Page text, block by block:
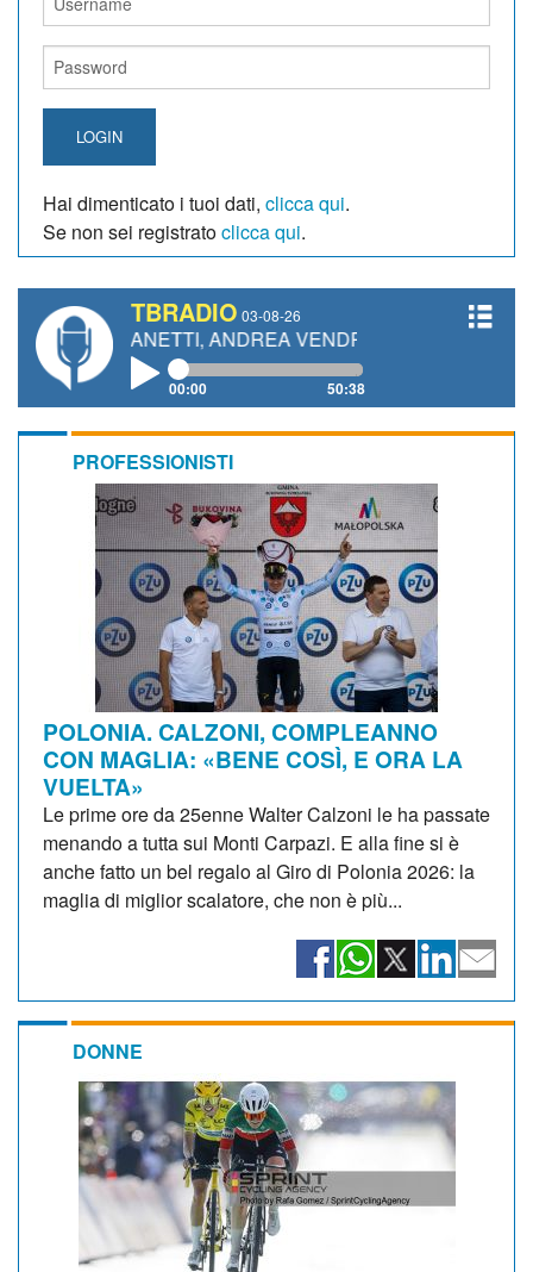
LOGIN
Hai dimenticato i tuoi dati, clicca qui.
Se non sei registratoclicca qui.
TBRADIO 03-08-26
GIANETTI, ANDREA VENDRAME, FILIPPO FIORELLI
00:00 50:38
PROFESSIONISTI
POLONIA. CALZONI, COMPLEANNO
CON MAGLIA: «BENE COSÌ, E ORA LA
VUELTA»
Le prime ore da 25enne Walter Calzoni le ha passate
menando a tutta sui Monti Carpazi. E alla fine si è
anche fatto un bel regalo al Giro di Polonia 2026: la
maglia di miglior scalatore, che non è più...
DONNE